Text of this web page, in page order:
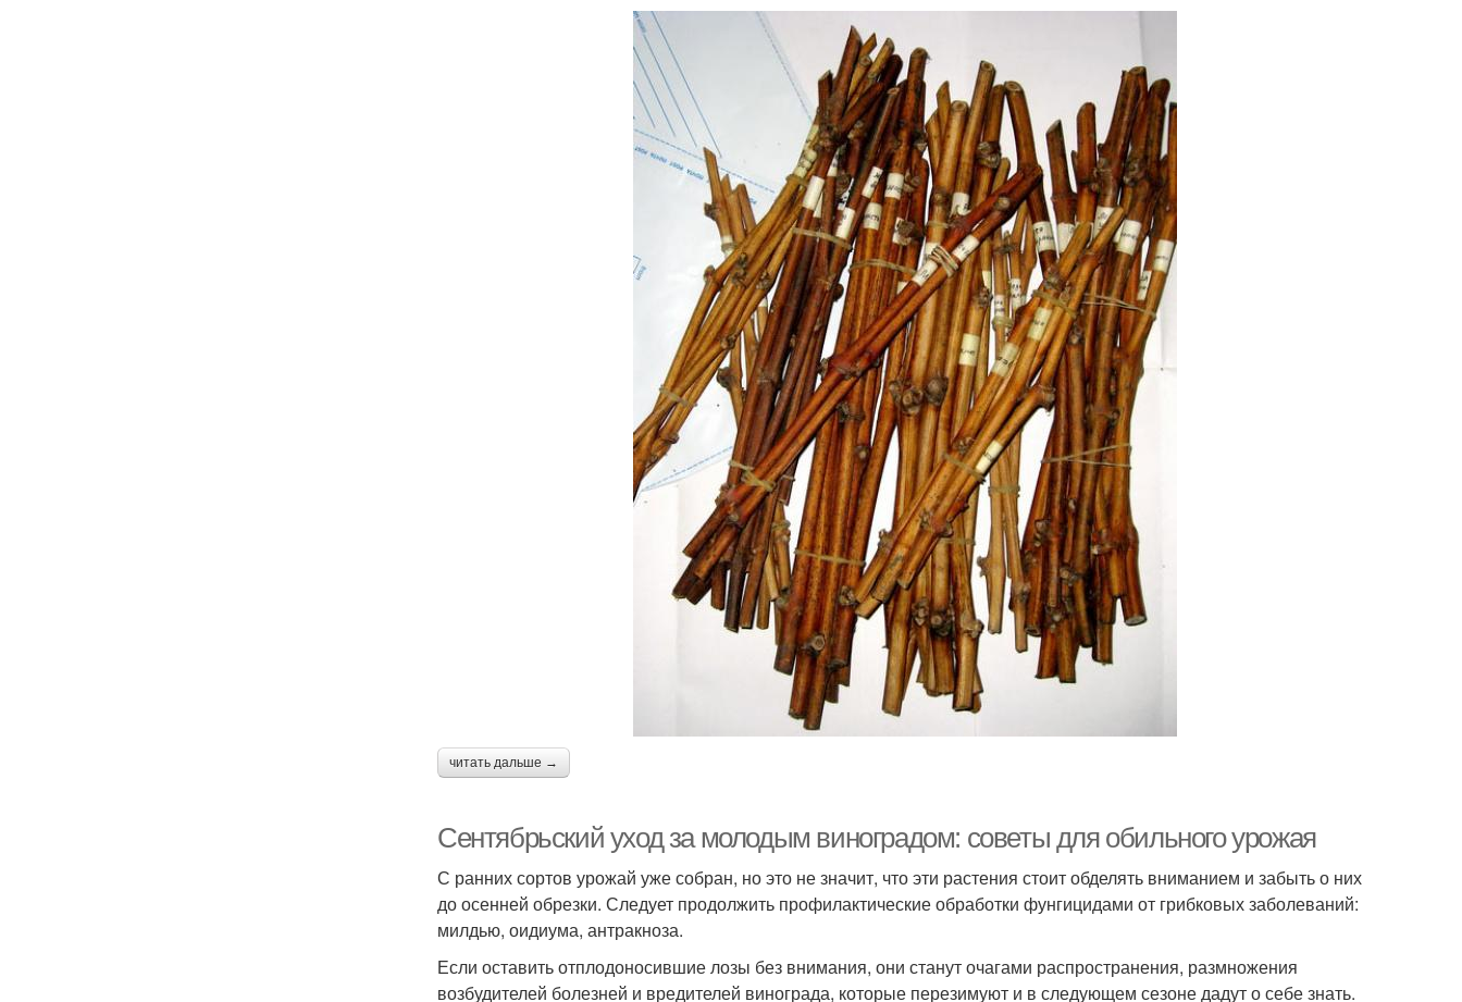
читать дальше →
Сентябрьский уход за молодым виноградом: советы для обильного урожая
С ранних сортов урожай уже собран, но это не значит, что эти растения стоит обделять вниманием и забыть о них
до осенней обрезки. Следует продолжить профилактические обработки фунгицидами от грибковых заболеваний:
милдью, оидиума, антракноза.
Если оставить отплодоносившие лозы без внимания, они станут очагами распространения, размножения
возбудителей болезней и вредителей винограда, которые перезимуют и в следующем сезоне дадут о себе знать.